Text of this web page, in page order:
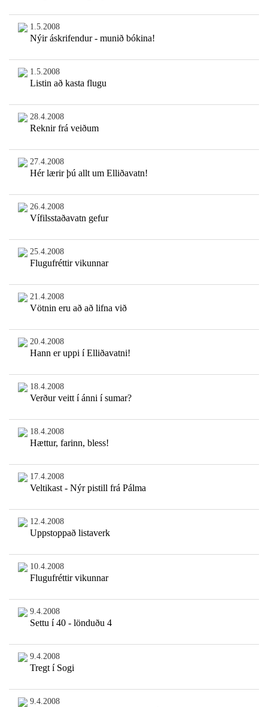
1.5.2008
Nýir áskrifendur - munið bókina!
1.5.2008
Listin að kasta flugu
28.4.2008
Reknir frá veiðum
27.4.2008
Hér lærir þú allt um Elliðavatn!
26.4.2008
Vífilsstaðavatn gefur
25.4.2008
Flugufréttir vikunnar
21.4.2008
Vötnin eru að að lifna við
20.4.2008
Hann er uppi í Elliðavatni!
18.4.2008
Verður veitt í ánni í sumar?
18.4.2008
Hættur, farinn, bless!
17.4.2008
Veltikast - Nýr pistill frá Pálma
12.4.2008
Uppstoppað listaverk
10.4.2008
Flugufréttir vikunnar
9.4.2008
Settu í 40 - lönduðu 4
9.4.2008
Tregt í Sogi
9.4.2008